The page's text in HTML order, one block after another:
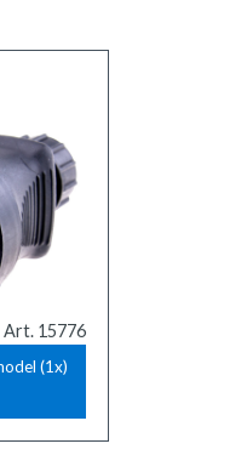
Art. 15776
(1x)